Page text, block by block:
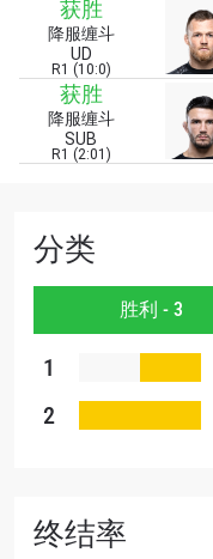
获胜
降服缠斗
UD
R1 (10:0)
获胜
降服缠斗
SUB
R1 (2:01)
分类
胜利 - 3
1
2
终结率
对手
解最新资讯、解
场次的最佳座位！
邮箱
名字
提交此表格签署
您可以